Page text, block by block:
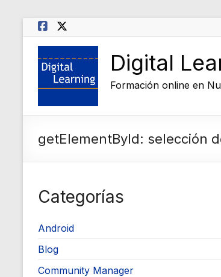
Saltar
contenido
Digital
Formación online en
getElementById: selección
Categorías
Android
Blog
Community Manager